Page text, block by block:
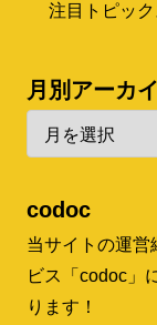
注目トピック
月別アーカ
codoc
当サイトの運営
ビス「codoc」
ります！